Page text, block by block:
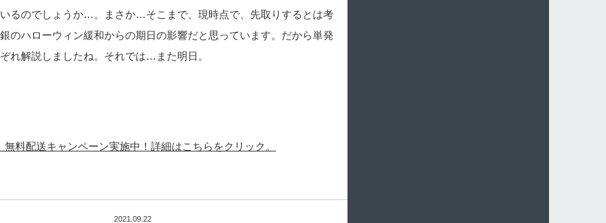
るのでしょうか…。まさか…そこまで、現時点で、先取りするとは考
のハローウィン緩和からの期日の影響だと思っています。だから単発
れ解説しましたね。それでは…また明日。
料配送キャンペーン実施中！詳細はこちらをクリック。
2021.09.22